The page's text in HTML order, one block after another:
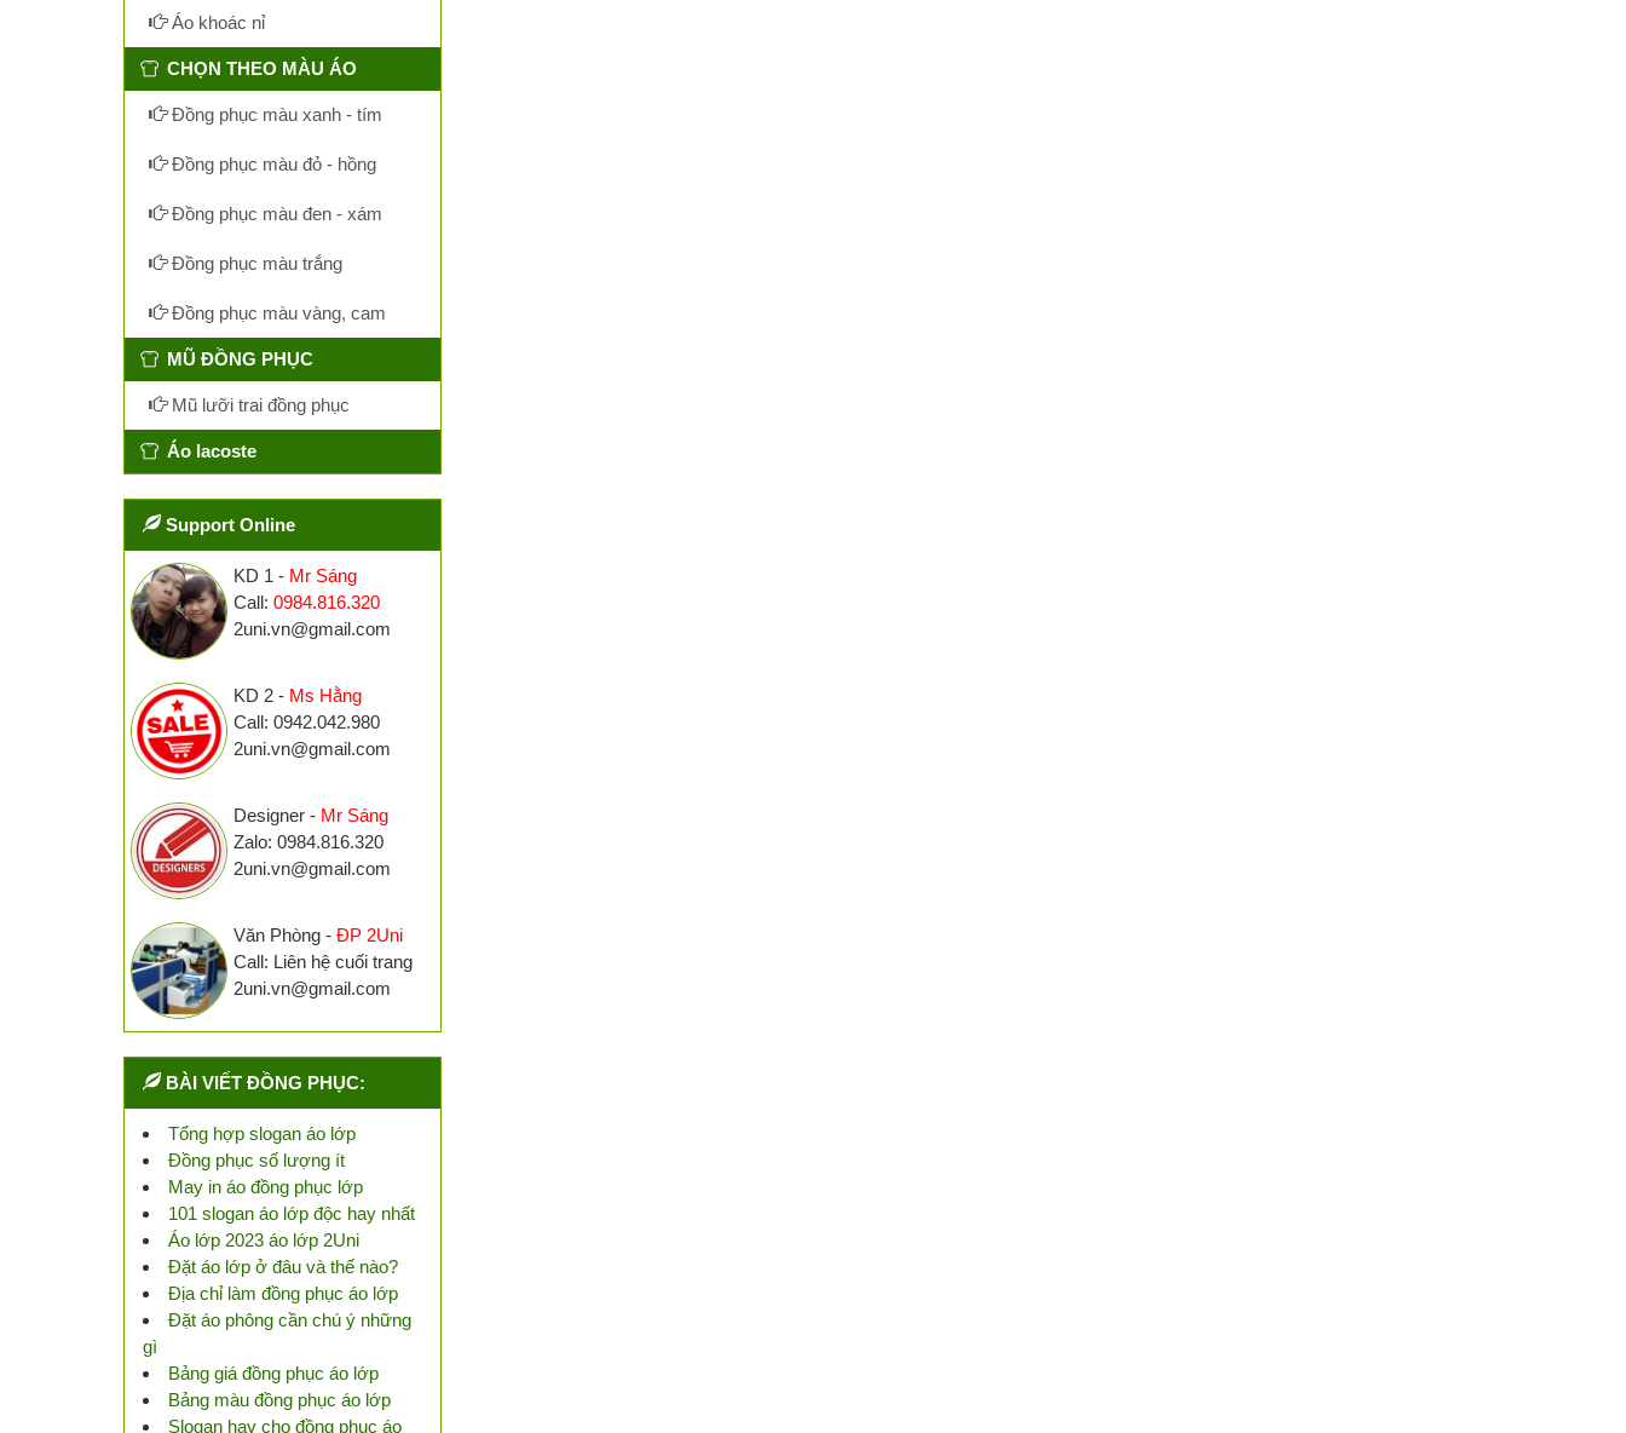
Áo khoác nỉ
CHỌN THEO MÀU ÁO
Đồng phục màu xanh - tím
Đồng phục màu đỏ - hồng
Đồng phục màu đen - xám
Đồng phục màu trắng
Đồng phục màu vàng, cam
MŨ ĐỒNG PHỤC
Mũ lưỡi trai đồng phục
Áo lacoste
Support Online
KD 1 - Mr Sáng
Call: 0984.816.320
2uni.vn@gmail.com
KD 2 - Ms Hằng
Call: 0942.042.980
2uni.vn@gmail.com
Designer - Mr Sáng
Zalo: 0984.816.320
2uni.vn@gmail.com
Văn Phòng - ĐP 2Uni
Call: Liên hệ cuối trang
2uni.vn@gmail.com
BÀI VIẾT ĐỒNG PHỤC:
Tổng hợp slogan áo lớp
Đồng phục số lượng ít
May in áo đồng phục lớp
101 slogan áo lớp độc hay nhất
Áo lớp 2023 áo lớp 2Uni
Đặt áo lớp ở đâu và thế nào?
Địa chỉ làm đồng phục áo lớp
Đặt áo phông cần chú ý những
gì
Bảng giá đồng phục áo lớp
Bảng màu đồng phục áo lớp
Slogan hay cho đồng phục áo